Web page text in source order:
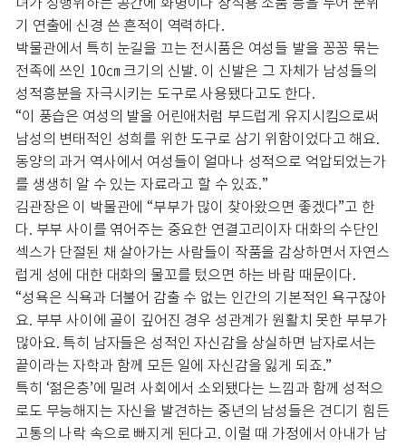
기 연출에 신경 쓴 흔적이 역력하다.
박물관에서 특히 눈길을 끄는 전시품은 여성들 발을 꽁꽁 묶는
전족에 쓰인 10㎝ 크기의 신발. 이 신발은 그 자체가 남성들의
성적흥분을 자극시키는 도구로 사용됐다고도 한다.
“이 풍습은 여성의 발을 어린애처럼 부드럽게 유지시킴으로써
남성의 변태적인 성희를 위한 도구로 삼기 위함이었다고 해요.
동양의 과거 역사에서 여성들이 얼마나 성적으로 억압되었는가
를 생생히 알 수 있는 자료라고 할 수 있죠.”
김관장은 이 박물관에 “부부가 많이 찾아왔으면 좋겠다”고 한
다. 부부 사이를 엮어주는 중요한 연결고리이자 대화의 수단인
섹스가 단절된 채 살아가는 사람들이 작품을 감상하면서 자연스
럽게 성에 대한 대화의 물꼬를 텄으면 하는 바람 때문이다.
“성욕은 식욕과 더불어 감출 수 없는 인간의 기본적인 욕구잖아
요. 부부 사이에 골이 깊어진 경우 성관계가 원활치 못한 부부가
많아요. 특히 남자들은 성적인 자신감을 상실하면 남자로서는
끝이라는 자학과 함께 모든 일에 자신감을 잃게 되죠.”
특히 ‘젊은층’에 밀려 사회에서 소외됐다는 느낌과 함께 성적으
로도 무능해지는 자신을 발견하는 중년의 남성들은 견디기 힘든
고통의 나락 속으로 빠지게 된다고. 이럴 때 가정에서 아내가 남